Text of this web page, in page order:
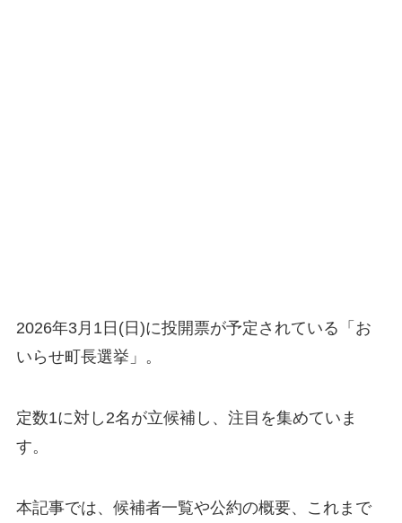
2026年3月1日(日)に投開票が予定されている「お
いらせ町長選挙」。
定数1に対し2名が立候補し、注目を集めていま
す。
本記事では、候補者一覧や公約の概要、これまで